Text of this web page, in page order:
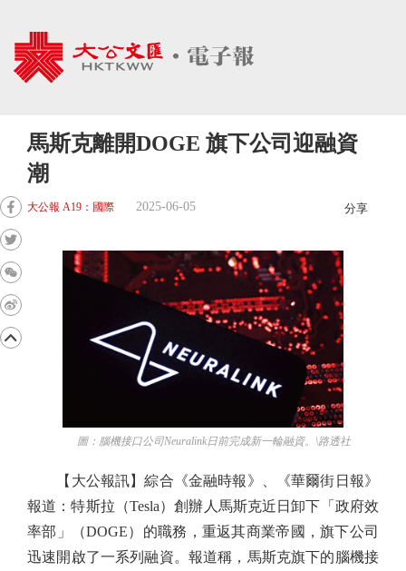
馬斯克離開DOGE 旗下公司迎融資
潮
大公報 A19：國際 2025-06-05 分享
圖：腦機接口公司Neuralink日前完成新一輪融資。\路透社
【大公報訊】綜合《金融時報》、《華爾街日報》
報道：特斯拉（Tesla）創辦人馬斯克近日卸下「政府效
率部」（DOGE）的職務，重返其商業帝國，旗下公司
迅速開啟了一系列融資。報道稱，馬斯克旗下的腦機接